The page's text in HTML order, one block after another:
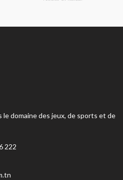
le domaine des jeux, de sports et de
222